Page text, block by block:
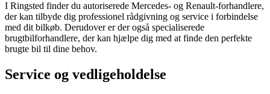
I Ringsted finder du autoriserede Mercedes- og Renault-forhandlere,
der kan tilbyde dig professionel rådgivning og service i forbindelse
med dit bilkøb. Derudover er der også specialiserede
brugtbilforhandlere, der kan hjælpe dig med at finde den perfekte
brugte bil til dine behov.
Service og vedligeholdelse